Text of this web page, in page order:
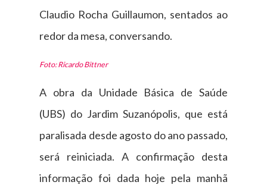
Claudio Rocha Guillaumon, sentados ao
redor da mesa, conversando.
Foto: Ricardo Bittner
A obra da Unidade Básica de Saúde
(UBS) do Jardim Suzanópolis, que está
paralisada desde agosto do ano passado,
será reiniciada. A confirmação desta
informação foi dada hoje pela manhã